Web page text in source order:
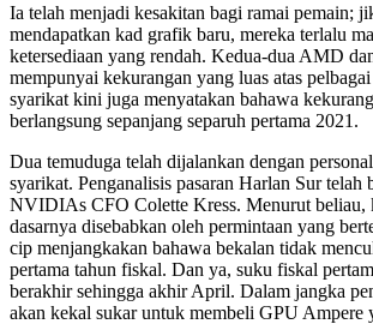
Ia telah menjadi kesakitan bagi ramai pemain;
mendapatkan kad grafik baru, mereka terlalu
ketersediaan yang rendah. Kedua-dua AMD
mempunyai kekurangan yang luas atas
syarikat kini juga menyatakan bahawa
berlangsung sepanjang separuh pertama 2021.
Dua temuduga telah dijalankan dengan
syarikat. Penganalisis pasaran Harlan Sur telah
NVIDIAs CFO Colette Kress. Menurut beliau,
dasarnya disebabkan oleh permintaan yang
cip menjangkakan bahawa bekalan tidak
pertama tahun fiskal. Dan ya, suku fiskal
berakhir sehingga akhir April. Dalam jangka
akan kekal sukar untuk membeli GPU Ampere